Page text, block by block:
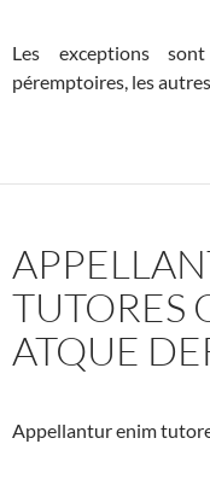
Les exceptions
péremptoires, les
TUTORES
ATQUE
Appellantur enim